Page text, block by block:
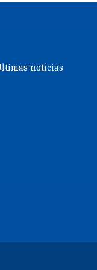
notícias